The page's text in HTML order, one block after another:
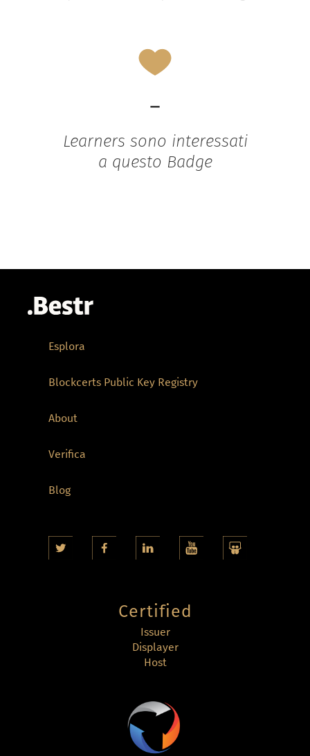
-
Learners sono interessati
a questo Badge
Esplora
Blockcerts Public Key Registry
About
Verifica
Blog
Certified
Issuer
Displayer
Host